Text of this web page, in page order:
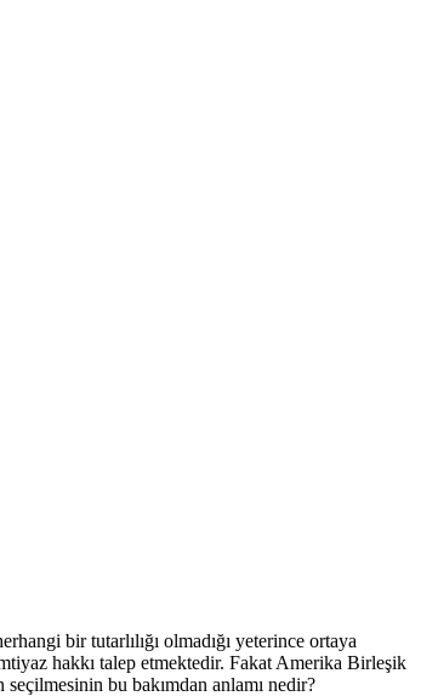
bir tutarlılığı olmadığı yeterince ortaya
hakkı talep etmektedir. Fakat Amerika Birleşik
bu bakımdan anlamı nedir?